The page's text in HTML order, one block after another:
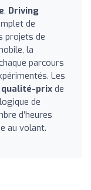
, Driving
de
projets de
la
parcours
Les
prix de
de
d’heures
au volant.